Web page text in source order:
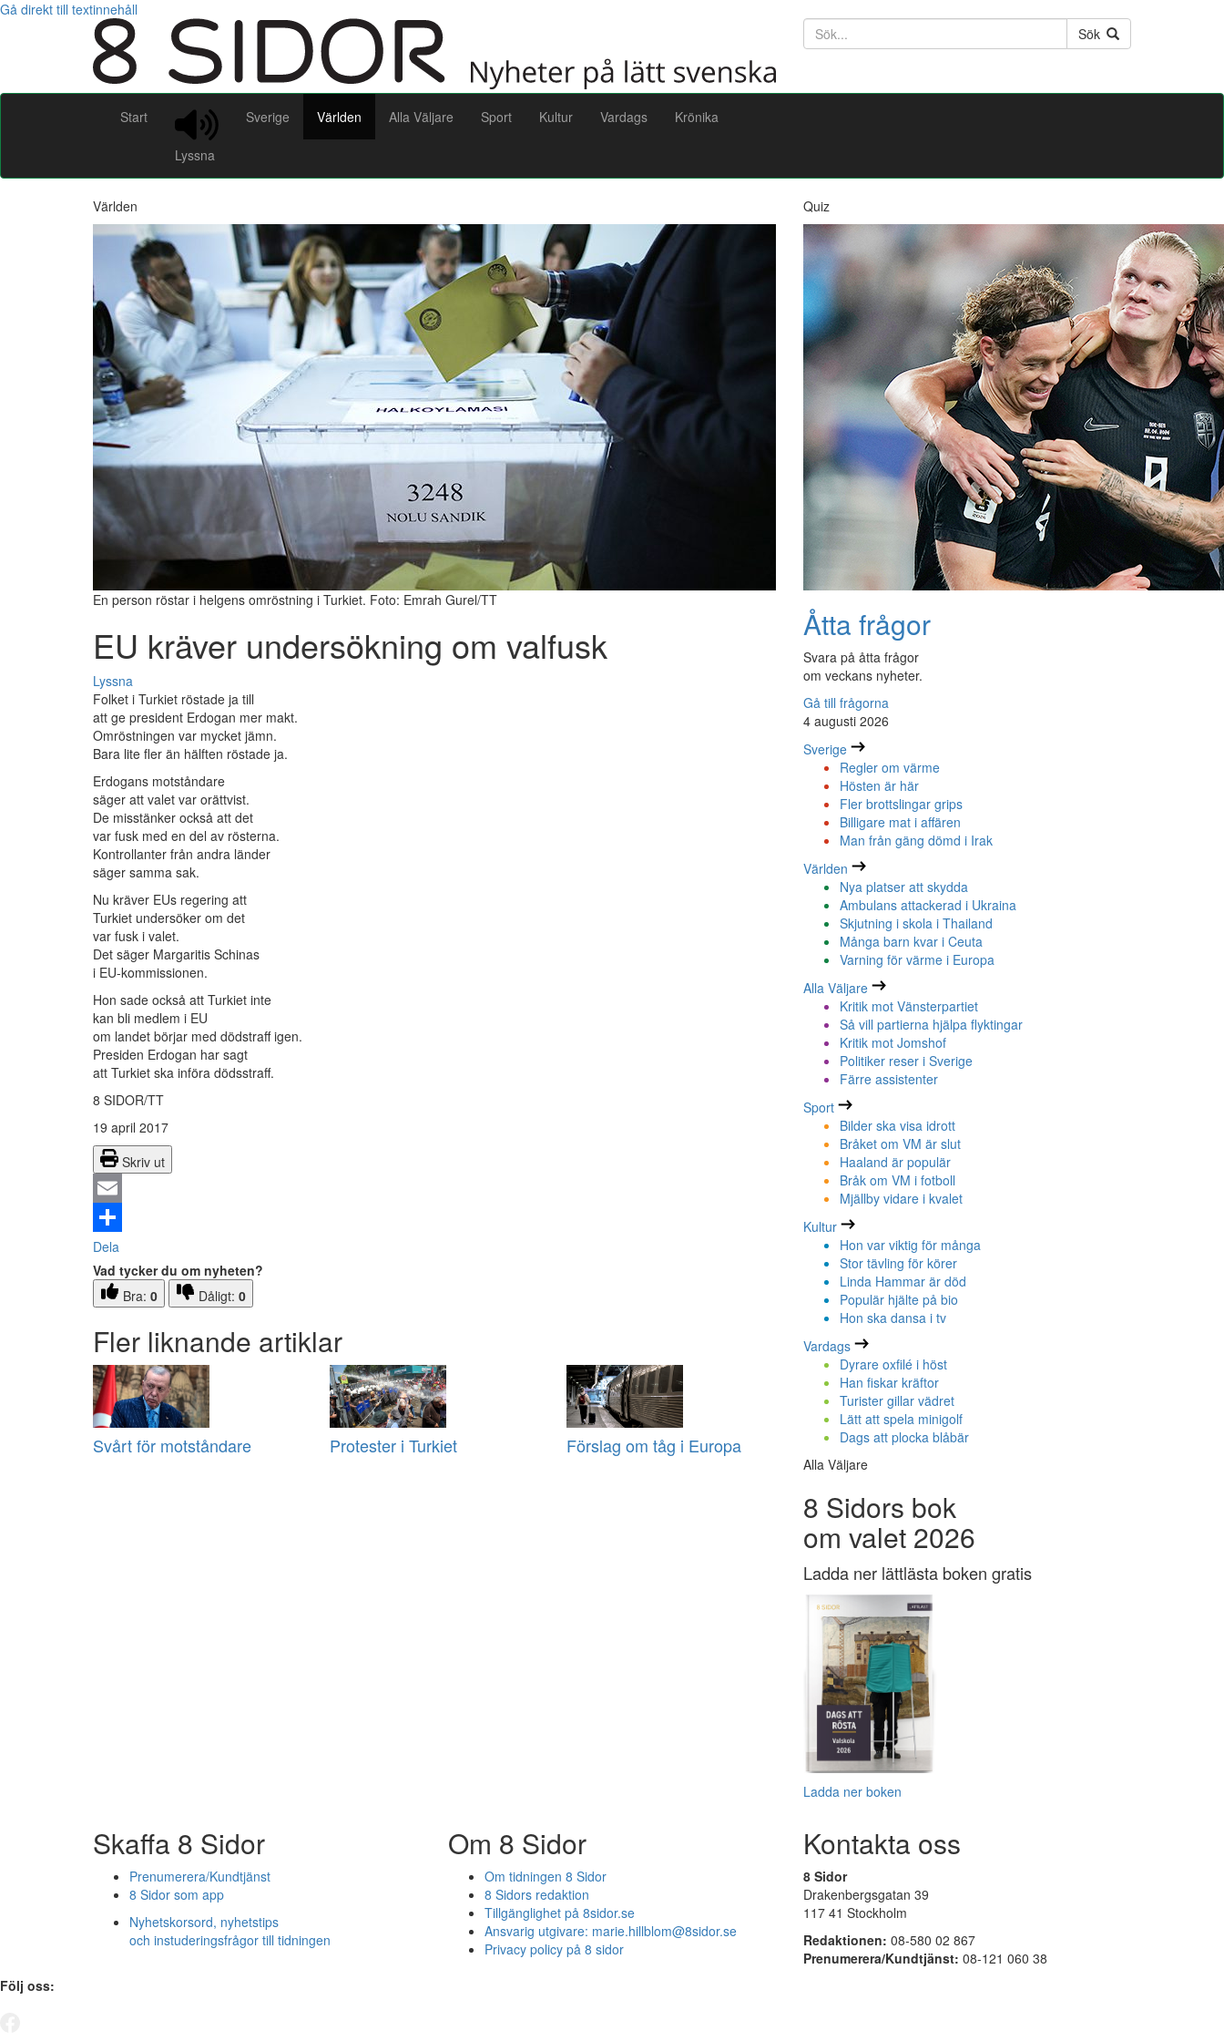
Gå direkt till textinnehåll
Söktext
Sök
Start
Lyssna
Sverige Världen Alla Väljare Sport Kultur Vardags Krönika
Världen
En person röstar i helgens omröstning i Turkiet. Foto: Emrah Gurel/TT
EU kräver undersökning om valfusk
Lyssna
Folket i Turkiet röstade ja till
att ge president Erdogan mer makt.
Omröstningen var mycket jämn.
Bara lite fler än hälften röstade ja.
Erdogans motståndare
säger att valet var orättvist.
De misstänker också att det
var fusk med en del av rösterna.
Kontrollanter från andra länder
säger samma sak.
Nu kräver EUs regering att
Turkiet undersöker om det
var fusk i valet.
Det säger Margaritis Schinas
i EU-kommissionen.
Hon sade också att Turkiet inte
kan bli medlem i EU
om landet börjar med dödstraff igen.
Presiden Erdogan har sagt
att Turkiet ska införa dödsstraff.
8 SIDOR/TT
19 april 2017
Skriv ut
Email
Dela
Vad tycker du om nyheten?
Bra: 0 Dåligt: 0
Fler liknande artiklar
Svårt för motståndare Protester i Turkiet Förslag om tåg i Europa
Quiz
Åtta frågor
Svara på åtta frågor
om veckans nyheter.
Gå till frågorna
4 augusti 2026
Sverige
Regler om värme
Hösten är här
Fler brottslingar grips
Billigare mat i affären
Man från gäng dömd i Irak
Världen
Nya platser att skydda
Ambulans attackerad i Ukraina
Skjutning i skola i Thailand
Många barn kvar i Ceuta
Varning för värme i Europa
Alla Väljare
Kritik mot Vänsterpartiet
Så vill partierna hjälpa flyktingar
Kritik mot Jomshof
Politiker reser i Sverige
Färre assistenter
Sport
Bilder ska visa idrott
Bråket om VM är slut
Haaland är populär
Bråk om VM i fotboll
Mjällby vidare i kvalet
Kultur
Hon var viktig för många
Stor tävling för körer
Linda Hammar är död
Populär hjälte på bio
Hon ska dansa i tv
Vardags
Dyrare oxfilé i höst
Han fiskar kräftor
Turister gillar vädret
Lätt att spela minigolf
Dags att plocka blåbär
Alla Väljare
8 Sidors bok
om valet 2026
Ladda ner lättlästa boken gratis
Ladda ner boken
Skaffa 8 Sidor
Prenumerera/Kundtjänst
8 Sidor som app
Nyhetskorsord, nyhetstips
och instuderingsfrågor till tidningen
Om 8 Sidor
Om tidningen 8 Sidor
8 Sidors redaktion
Tillgänglighet på 8sidor.se
Ansvarig utgivare: marie.hillblom@8sidor.se
Privacy policy på 8 sidor
Kontakta oss
8 Sidor
Drakenbergsgatan 39
117 41 Stockholm
Redaktionen: 08-580 02 867
Prenumerera/Kundtjänst: 08-121 060 38
Följ oss: